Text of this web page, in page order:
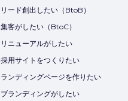
リード創出したい（BtoB）
集客がしたい（BtoC）
リニューアルがしたい
採用サイトをつくりたい
ランディングページを作りたい
ブランディングがしたい